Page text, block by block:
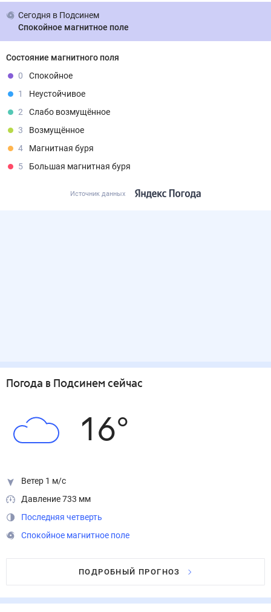
Сегодня в Подсинем
Спокойное магнитное поле
Состояние магнитного поля
0
Спокойное
1
Неустойчивое
2
Слабо возмущённое
3
Возмущённое
4
Магнитная буря
5
Большая магнитная буря
Источник данных
Погода в Подсинем сейчас
16°
Ветер 1 м/с
Давление 733 мм
Последняя четверть
Спокойное магнитное поле
ПОДРОБНЫЙ ПРОГНОЗ